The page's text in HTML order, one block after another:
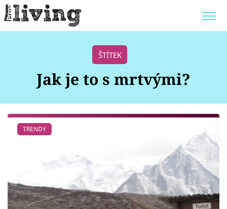
POKOJOVÉ KVĚTINY
ZAHRADA
Témata
Design
ŠTÍTEK
Jak je to s mrtvými?
TRENDY